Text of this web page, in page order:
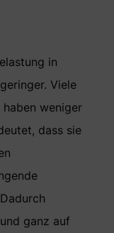
in
Viele
weniger
dass sie
ganz auf